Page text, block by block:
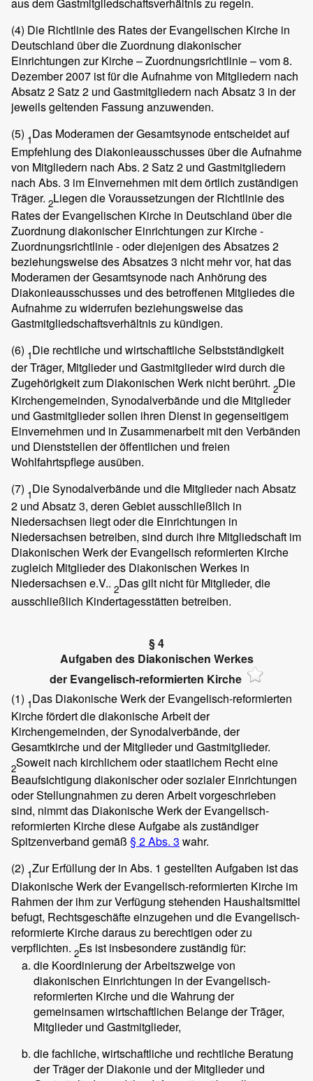
aus dem Gastmitgliedschaftsverhältnis zu regeln.
(4) Die Richtlinie des Rates der Evangelischen Kirche in
Deutschland über die Zuordnung diakonischer
Einrichtungen zur Kirche – Zuordnungsrichtlinie – vom 8.
Dezember 2007 ist für die Aufnahme von Mitgliedern nach
Absatz 2 Satz 2 und Gastmitgliedern nach Absatz 3 in der
jeweils geltenden Fassung anzuwenden.
(5) 1Das Moderamen der Gesamtsynode entscheidet auf
Empfehlung des Diakonieausschusses über die Aufnahme
von Mitgliedern nach Abs. 2 Satz 2 und Gastmitgliedern
nach Abs. 3 im Einvernehmen mit dem örtlich zuständigen
Träger. 2Liegen die Voraussetzungen der Richtlinie des
Rates der Evangelischen Kirche in Deutschland über die
Zuordnung diakonischer Einrichtungen zur Kirche -
Zuordnungsrichtlinie - oder diejenigen des Absatzes 2
beziehungsweise des Absatzes 3 nicht mehr vor, hat das
Moderamen der Gesamtsynode nach Anhörung des
Diakonieausschusses und des betroffenen Mitgliedes die
Aufnahme zu widerrufen beziehungsweise das
Gastmitgliedschaftsverhältnis zu kündigen.
(6) 1Die rechtliche und wirtschaftliche Selbstständigkeit
der Träger, Mitglieder und Gastmitglieder wird durch die
Zugehörigkeit zum Diakonischen Werk nicht berührt. 2Die
Kirchengemeinden, Synodalverbände und die Mitglieder
und Gastmitglieder sollen ihren Dienst in gegenseitigem
Einvernehmen und in Zusammenarbeit mit den Verbänden
und Dienststellen der öffentlichen und freien
Wohlfahrtspflege ausüben.
(7) 1Die Synodalverbände und die Mitglieder nach Absatz
2 und Absatz 3, deren Gebiet ausschließlich in
Niedersachsen liegt oder die Einrichtungen in
Niedersachsen betreiben, sind durch ihre Mitgliedschaft im
Diakonischen Werk der Evangelisch reformierten Kirche
zugleich Mitglieder des Diakonischen Werkes in
Niedersachsen e.V.. 2Das gilt nicht für Mitglieder, die
ausschließlich Kindertagesstätten betreiben.
§ 4
Aufgaben des Diakonischen Werkes
der Evangelisch-reformierten Kirche
(1) 1Das Diakonische Werk der Evangelisch-reformierten
Kirche fördert die diakonische Arbeit der
Kirchengemeinden, der Synodalverbände, der
Gesamtkirche und der Mitglieder und Gastmitglieder.
2Soweit nach kirchlichem oder staatlichem Recht eine
Beaufsichtigung diakonischer oder sozialer Einrichtungen
oder Stellungnahmen zu deren Arbeit vorgeschrieben
sind, nimmt das Diakonische Werk der Evangelisch-
reformierten Kirche diese Aufgabe als zuständiger
Spitzenverband gemäß § 2 Abs. 3 wahr.
(2) 1Zur Erfüllung der in Abs. 1 gestellten Aufgaben ist das
Diakonische Werk der Evangelisch-reformierten Kirche im
Rahmen der ihm zur Verfügung stehenden Haushaltsmittel
befugt, Rechtsgeschäfte einzugehen und die Evangelisch-
reformierte Kirche daraus zu berechtigen oder zu
verpflichten. 2Es ist insbesondere zuständig für:
die Koordinierung der Arbeitszweige von
diakonischen Einrichtungen in der Evangelisch-
reformierten Kirche und die Wahrung der
gemeinsamen wirtschaftlichen Belange der Träger,
Mitglieder und Gastmitglieder,
die fachliche, wirtschaftliche und rechtliche Beratung
der Träger der Diakonie und der Mitglieder und